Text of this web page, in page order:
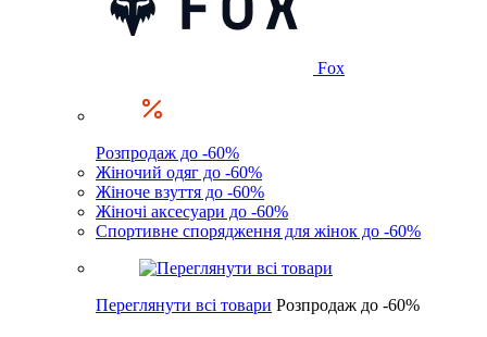
Fox
Розпродаж до -60%
Жіночий одяг до -60%
Жіноче взуття до -60%
Жіночі аксесуари до -60%
Спортивне спорядження для жінок до -60%
Переглянути всі товари Розпродаж до -60%